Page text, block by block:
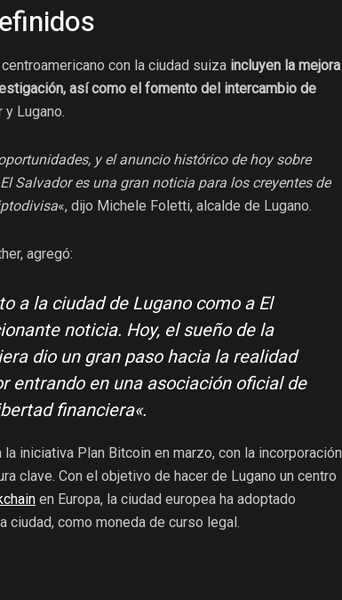
con la ciudad suiza incluyen la mejora
así como el fomento del intercambio de
y Lugano.
y el anuncio histórico de hoy sobre
Salvador es una gran noticia para los creyentes de
«, dijo Michele Foletti, alcalde de Lugano.
agregó:
a la ciudad de Lugano como a El
noticia. Hoy, el sueño de la
dio un gran paso hacia la realidad
entrando en una asociación oficial de
financiera«.
iniciativa Plan Bitcoin en marzo, con la incorporación
clave. Con el objetivo de hacer de Lugano un centro
en Europa, la ciudad europea ha adoptado
ciudad, como moneda de curso legal.